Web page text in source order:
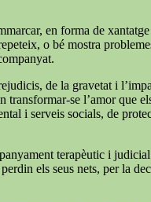
en forma de
o bé mostra
de la gravetat i
transformar-se l’amor que
i serveis socials, de
terapèutic i
els seus nets, per la